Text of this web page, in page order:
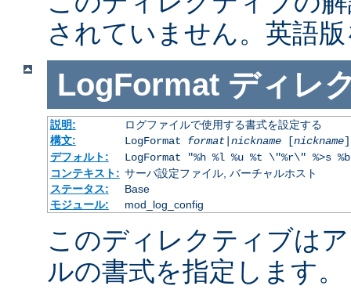
されていません。英語
LogFormat ディレ
説明:
ログファイルで使用する書式を設定する
構文:
LogFormat format| nickname[nickname]
デフォルト:
LogFormat "%h %l %u %t \"%r\" %>s
コンテキスト: サーバ設定ファイル, バーチャルホスト
ステータス:
Base
モジュール:
mod_log_config
このディレクティブは
ルの書式を指定します。